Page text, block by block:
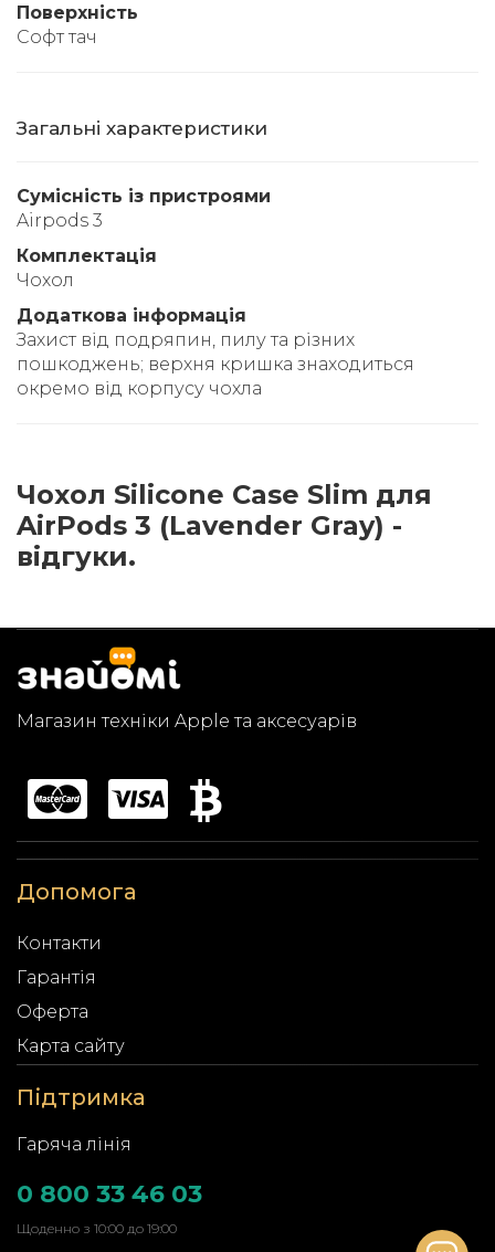
Поверхність
Софт тач
Загальні характеристики
Сумісність із пристроями
Airpods 3
Комплектація
Чохол
Додаткова інформація
Захист від подряпин, пилу та різних
пошкоджень; верхня кришка знаходиться
окремо від корпусу чохла
Чохол Silicone Case Slim для
AirPods 3 (Lavender Gray) -
відгуки.
Магазин техніки Apple та аксесуарів
Допомога
Контакти
Гарантія
Оферта
Карта сайту
Підтримка
Гаряча лінія
0 800 33 46 03
Щоденно з 10:00 до 19:00